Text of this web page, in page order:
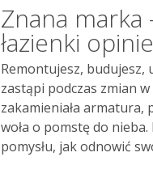
Znana
łazienki
Remontujesz, budujesz,
zastąpi podczas zmian
zakamieniała armatura,
woła o pomstę do
pomysłu, jak odnowić